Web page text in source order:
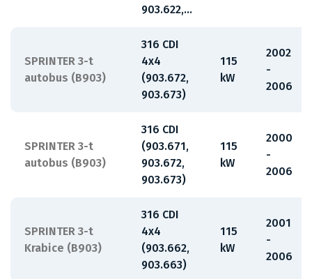
903.622,...
SPRINTER 3-t
autobus (B903)
316 CDI
4x4
(903.672,
903.673)
115
kW
2002
-
2006
SPRINTER 3-t
autobus (B903)
316 CDI
(903.671,
903.672,
903.673)
115
kW
2000
-
2006
SPRINTER 3-t
Krabice (B903)
316 CDI
4x4
(903.662,
903.663)
115
kW
2001
-
2006